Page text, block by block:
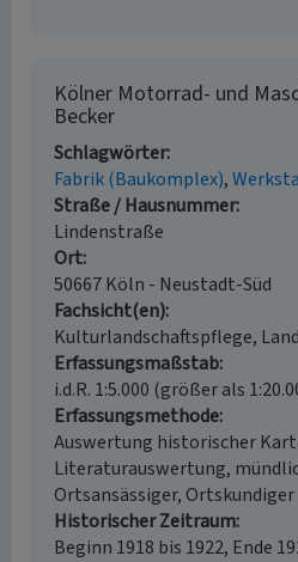
Kölner Motorrad- und
Becker
Schlagwörter
Fabrik (Baukomplex)
Straße / Hausnummer
Lindenstraße
Ort
50667 Köln - Neustadt-Süd
Fachsicht(en)
Kulturlandschaftspflege,
Erfassungsmaßstab
i.d.R. 1:5.000 (größer als
Erfassungsmethode
Auswertung historischer
Literaturauswertung,
Ortsansässiger, Ortskundiger
Historischer Zeitraum
Beginn 1918 bis 1922, Ende